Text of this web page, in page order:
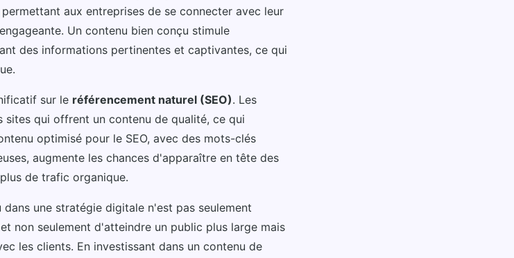
aux entreprises de se connecter avec leur
Un contenu bien conçu stimule
des informations pertinentes et captivantes, ce qui
sur le référencement naturel (SEO). Les
sites qui offrent un contenu de qualité, ce qui
optimisé pour le SEO, avec des mots-clés
augmente les chances d'apparaître en tête des
de trafic organique.
une stratégie digitale n'est pas seulement
non seulement d'atteindre un public plus large mais
les clients. En investissant dans un contenu de